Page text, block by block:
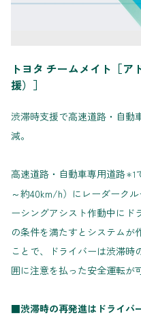
トヨタ チームメイト［
援）］
渋滞時支援で高速道路・自動
減。
高速道路・自動車専用道路＊1
～約40km/h）にレーダーク
ーシングアシスト作動中にド
の条件を満たすとシステムが
ことで、ドライバーは渋滞時
囲に注意を払った安全運転が
■渋滞時の再発進はドライバ